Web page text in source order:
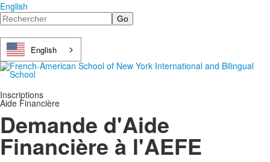
English
Search
English
Inscriptions
Aide Financière
Demande d'Aide
Financière à l'AEFE